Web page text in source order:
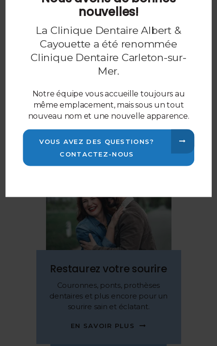
dépistage est effectué pendant les examens de
fluorescence.
Restaurations le jour même CEREC
en un rendez-vous. Cette technologie permet de
concevoir et de placer des couronnes et
incrustations dentaires en céramique, un matériau
translucide quasi identique à la structure dentaire.
Restaurez votre sourire
Couronnes, ponts, prothèses
dentaires et plus encore pour un
sourire sain et éclatant.
EN SAVOIR PLUS
nouvelles!
La Clinique Dentaire Albert &
Cayouette a été renommée
Clinique Dentaire Carleton-sur-
Mer.
Notre équipe vous accueille toujours au
même emplacement, mais sous un tout
nouveau nom et une nouvelle apparence.
VOUS AVEZ DES QUESTIONS?
CONTACTEZ-NOUS